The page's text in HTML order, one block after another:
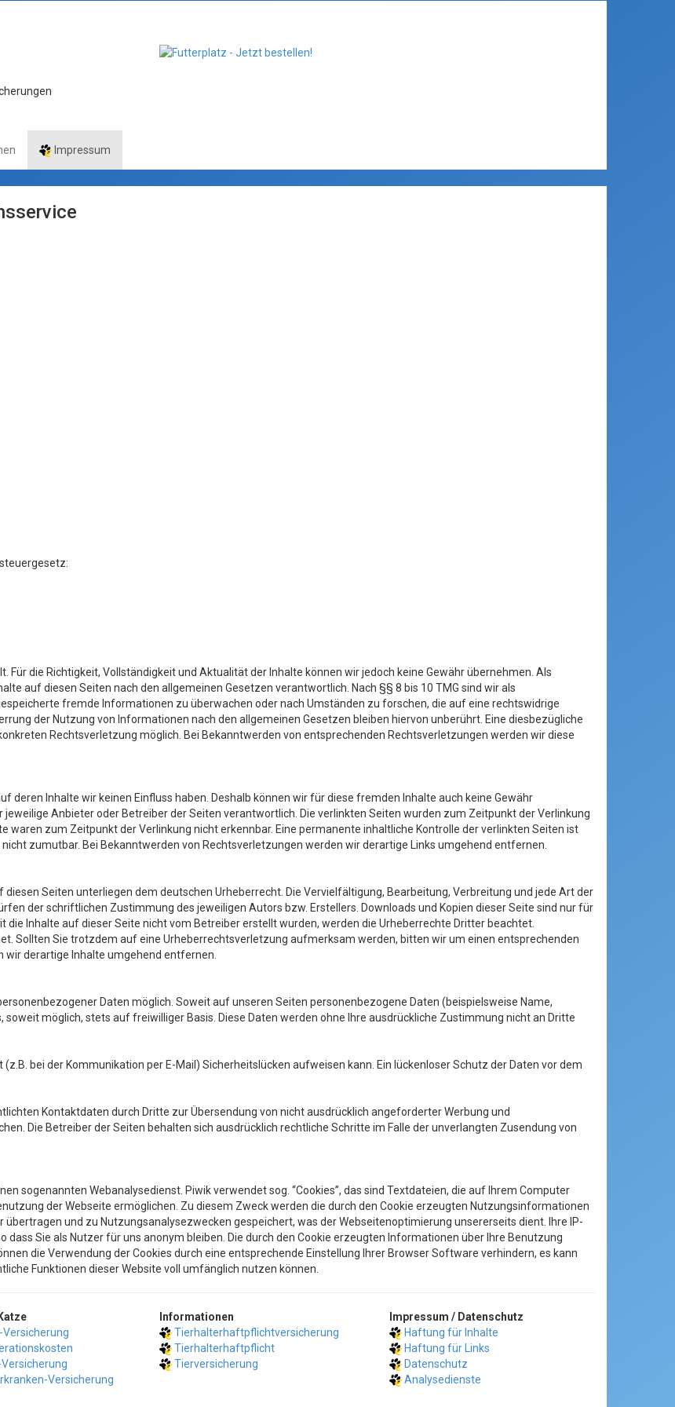
Impressum
die Richtigkeit, Vollständigkeit und Aktualität der Inhalte können wir jedoch keine Gewähr übernehmen. Als
auf diesen Seiten nach den allgemeinen Gesetzen verantwortlich. Nach §§ 8 bis 10 TMG sind wir als
fremde Informationen zu überwachen oder nach Umständen zu forschen, die auf eine rechtswidrige
der Nutzung von Informationen nach den allgemeinen Gesetzen bleiben hiervon unberührt. Eine diesbezügliche
Rechtsverletzung möglich. Bei Bekanntwerden von entsprechenden Rechtsverletzungen werden wir diese
deren Inhalte wir keinen Einfluss haben. Deshalb können wir für diese fremden Inhalte auch keine Gewähr
Anbieter oder Betreiber der Seiten verantwortlich. Die verlinkten Seiten wurden zum Zeitpunkt der Verlinkung
zum Zeitpunkt der Verlinkung nicht erkennbar. Eine permanente inhaltliche Kontrolle der verlinkten Seiten ist
zumutbar. Bei Bekanntwerden von Rechtsverletzungen werden wir derartige Links umgehend entfernen.
Seiten unterliegen dem deutschen Urheberrecht. Die Vervielfältigung, Bearbeitung, Verbreitung und jede Art der
der schriftlichen Zustimmung des jeweiligen Autors bzw. Erstellers. Downloads und Kopien dieser Seite sind nur für
Inhalte auf dieser Seite nicht vom Betreiber erstellt wurden, werden die Urheberrechte Dritter beachtet.
Sollten Sie trotzdem auf eine Urheberrechtsverletzung aufmerksam werden, bitten wir um einen entsprechenden
wir derartige Inhalte umgehend entfernen.
Daten möglich. Soweit auf unseren Seiten personenbezogene Daten (beispielsweise Name,
möglich, stets auf freiwilliger Basis. Diese Daten werden ohne Ihre ausdrückliche Zustimmung nicht an Dritte
bei der Kommunikation per E-Mail) Sicherheitslücken aufweisen kann. Ein lückenloser Schutz der Daten vor dem
Kontaktdaten durch Dritte zur Übersendung von nicht ausdrücklich angeforderter Werbung und
Die Betreiber der Seiten behalten sich ausdrücklich rechtliche Schritte im Falle der unverlangten Zusendung von
sogenannten Webanalysedienst. Piwik verwendet sog. “Cookies”, das sind Textdateien, die auf Ihrem Computer
der Webseite ermöglichen. Zu diesem Zweck werden die durch den Cookie erzeugten Nutzungsinformationen
und zu Nutzungsanalysezwecken gespeichert, was der Webseitenoptimierung unsererseits dient. Ihre IP-
Sie als Nutzer für uns anonym bleiben. Die durch den Cookie erzeugten Informationen über Ihre Benutzung
die Verwendung der Cookies durch eine entsprechende Einstellung Ihrer Browser Software verhindern, es kann
Funktionen dieser Website voll umfänglich nutzen können.
Informationen
Impressum / Datenschutz
Versicherung
Versicherung
Tierhalterhaftpflichtversicherung
Tierhalterhaftpflicht
Tierversicherung
Haftung für Inhalte
Haftung für Links
Datenschutz
Analysedienste